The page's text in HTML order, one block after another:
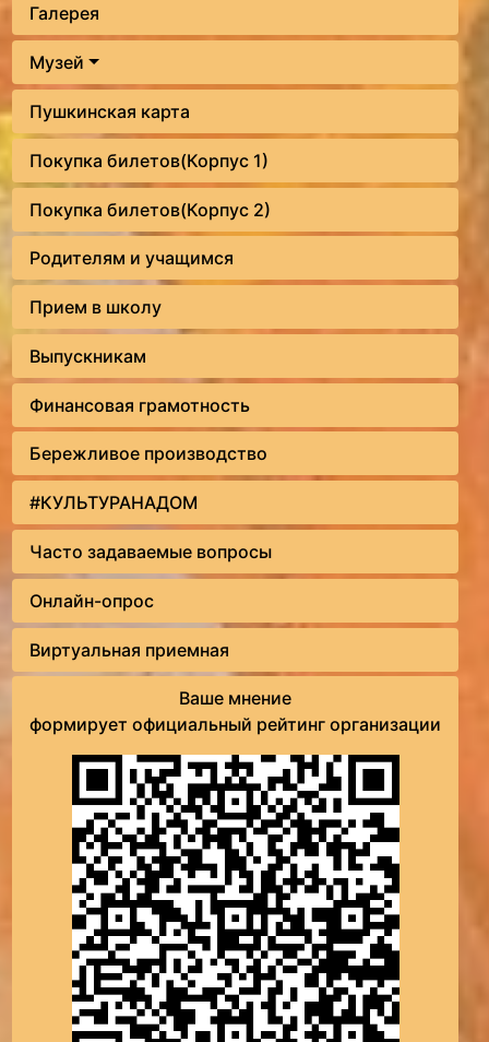
Галерея
Музей
Пушкинская карта
Покупка билетов(Корпус 1)
Покупка билетов(Корпус 2)
Родителям и учащимся
Прием в школу
Выпускникам
Финансовая грамотность
Бережливое производство
#КУЛЬТУРАНАДОМ
Часто задаваемые вопросы
Онлайн-опрос
Виртуальная приемная
Ваше мнение
формирует официальный рейтинг организации